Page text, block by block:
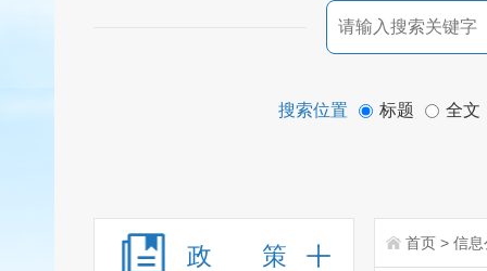
搜索位置 标题 全文
政 策 首页 > 信息